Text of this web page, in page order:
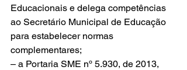
Educacionais e delega competências
ao Secretário Municipal de Educação
para estabelecer normas
complementares;
– a Portaria SME nº 5.930, de 2013,